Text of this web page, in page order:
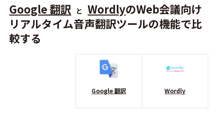
Google 翻訳 と WordlyのWeb会議向け
リアルタイム音声翻訳ツールの機能で比
較する
Google 翻訳 Wordly